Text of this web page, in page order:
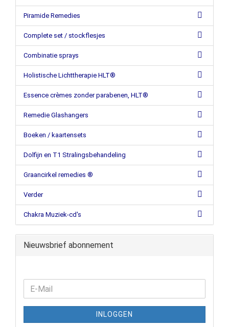
Piramide Remedies
Complete set / stockflesjes
Combinatie sprays
Holistische Lichttherapie HLT®
Essence crèmes zonder parabenen, HLT®
Remedie Glashangers
Boeken / kaartensets
Dolfijn en T1 Stralingsbehandeling
Graancirkel remedies ®
Verder
Chakra Muziek-cd's
Nieuwsbrief abonnement
INLOGGEN